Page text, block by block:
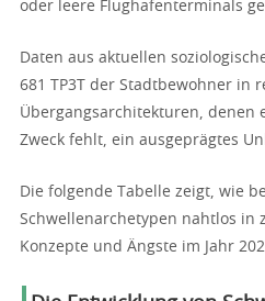
oder leere Flughafenterminals
Daten aus aktuellen
681 TP3T der Stadtbewohner in
Übergangsarchitekturen, denen
Zweck fehlt, ein ausgeprägtes
Die folgende Tabelle zeigt, wie
Schwellenarchetypen nahtlos in
Konzepte und Ängste im Jahr